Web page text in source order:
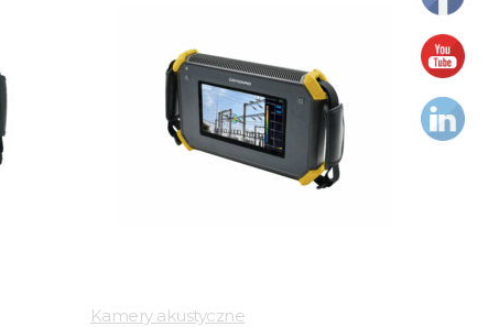
Kamery akustyczne